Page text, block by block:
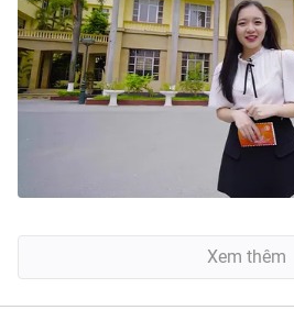
Xem thêm